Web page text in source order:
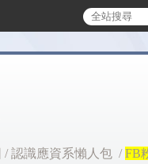
/認識應資系懶人包 /FB